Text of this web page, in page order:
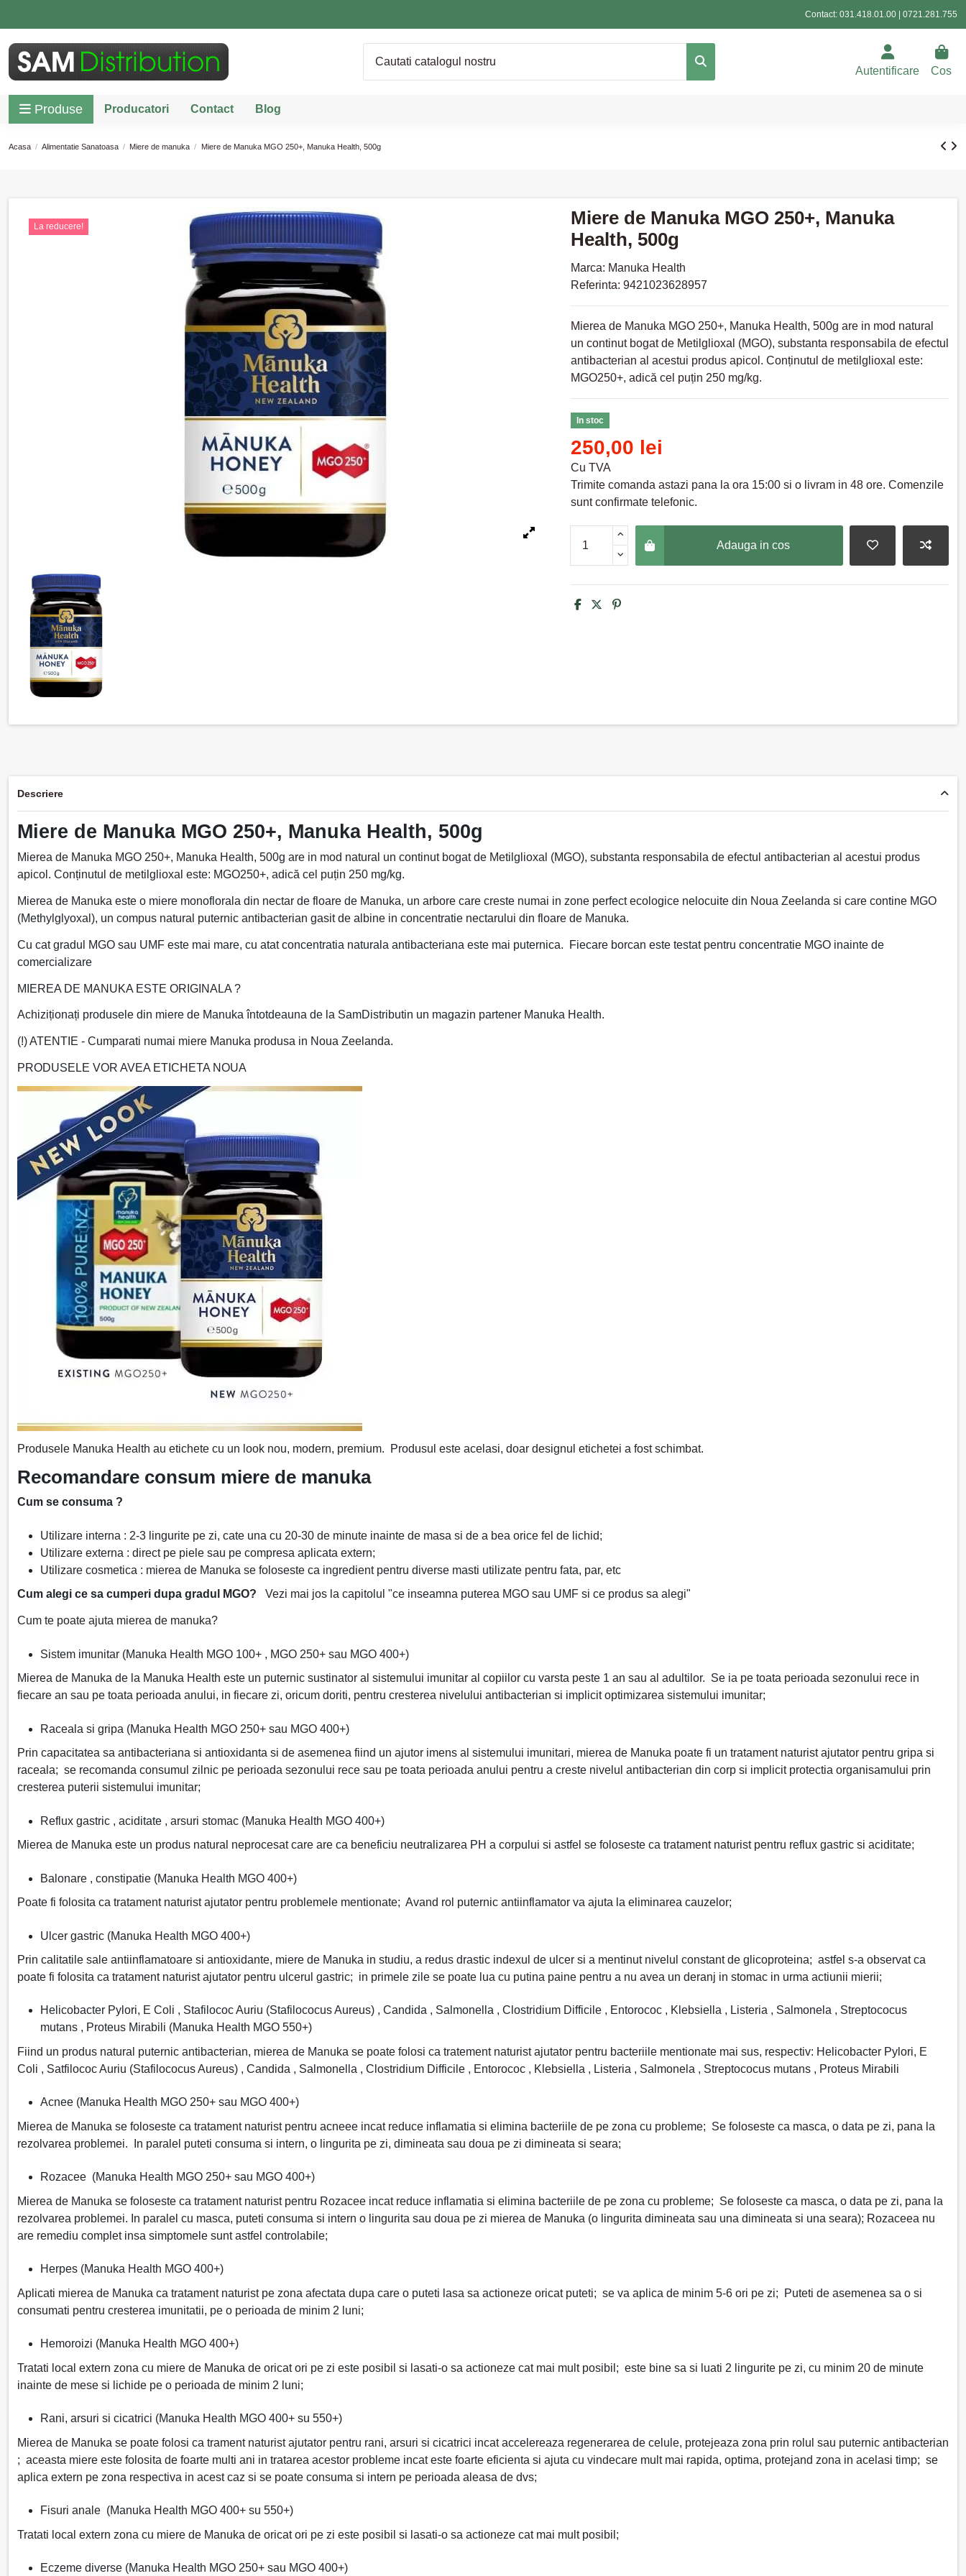
Contact: 031.418.01.00 0721.281.755
Autentificare Cos
Produse Producatori Contact Blog
Acasa Alimentatie Sanatoasa Miere de manuka Miere de Manuka MGO 250+, Manuka Health, 500g
La reducere!
Miere de Manuka MGO 250+, Manuka
Health, 500g
Marca: Manuka Health
Referinta: 9421023628957
Mierea de Manuka MGO 250+, Manuka Health, 500g are in mod natural
un continut bogat de Metilglioxal (MGO), substanta responsabila de efectul
antibacterian al acestui produs apicol. Conținutul de metilglioxal este:
MGO250+, adică cel puțin 250 mg/kg.
In stoc
250,00 lei
Cu TVA
Trimite comanda astazi pana la ora 15:00 si o livram in 48 ore. Comenzile
sunt confirmate telefonic.
Adauga in cos
Descriere
Miere de Manuka MGO 250+, Manuka Health, 500g
Mierea de Manuka MGO 250+, Manuka Health, 500g are in mod natural un continut bogat de Metilglioxal (MGO), substanta responsabila de efectul antibacterian al acestui produs
apicol. Conținutul de metilglioxal este: MGO250+, adică cel puțin 250 mg/kg.
Mierea de Manuka este o miere monoflorala din nectar de floare de Manuka, un arbore care creste numai in zone perfect ecologice nelocuite din Noua Zeelanda si care contine MGO
(Methylglyoxal), un compus natural puternic antibacterian gasit de albine in concentratie nectarului din floare de Manuka.
Cu cat gradul MGO sau UMF este mai mare, cu atat concentratia naturala antibacteriana este mai puternica. Fiecare borcan este testat pentru concentratie MGO inainte de
comercializare
MIEREA DE MANUKA ESTE ORIGINALA ?
Achiziționați produsele din miere de Manuka întotdeauna de la SamDistributin un magazin partener Manuka Health.
(!) ATENTIE - Cumparati numai miere Manuka produsa in Noua Zeelanda.
PRODUSELE VOR AVEA ETICHETA NOUA
Produsele Manuka Health au etichete cu un look nou, modern, premium. Produsul este acelasi, doar designul etichetei a fost schimbat.
Recomandare consum miere de manuka
Cum se consuma ?
Utilizare interna : 2-3 lingurite pe zi, cate una cu 20-30 de minute inainte de masa si de a bea orice fel de lichid;
Utilizare externa : direct pe piele sau pe compresa aplicata extern;
Utilizare cosmetica : mierea de Manuka se foloseste ca ingredient pentru diverse masti utilizate pentru fata, par, etc
Cum alegi ce sa cumperi dupa gradul MGO? Vezi mai jos la capitolul "ce inseamna puterea MGO sau UMF si ce produs sa alegi"
Cum te poate ajuta mierea de manuka?
Sistem imunitar (Manuka Health MGO 100+ , MGO 250+ sau MGO 400+)
Mierea de Manuka de la Manuka Health este un puternic sustinator al sistemului imunitar al copiilor cu varsta peste 1 an sau al adultilor. Se ia pe toata perioada sezonului rece in
fiecare an sau pe toata perioada anului, in fiecare zi, oricum doriti, pentru cresterea nivelului antibacterian si implicit optimizarea sistemului imunitar;
Raceala si gripa (Manuka Health MGO 250+ sau MGO 400+)
Prin capacitatea sa antibacteriana si antioxidanta si de asemenea fiind un ajutor imens al sistemului imunitari, mierea de Manuka poate fi un tratament naturist ajutator pentru gripa si
raceala; se recomanda consumul zilnic pe perioada sezonului rece sau pe toata perioada anului pentru a creste nivelul antibacterian din corp si implicit protectia organisamului prin
cresterea puterii sistemului imunitar;
Reflux gastric , aciditate , arsuri stomac (Manuka Health MGO 400+)
Mierea de Manuka este un produs natural neprocesat care are ca beneficiu neutralizarea PH a corpului si astfel se foloseste ca tratament naturist pentru reflux gastric si aciditate;
Balonare , constipatie (Manuka Health MGO 400+)
Poate fi folosita ca tratament naturist ajutator pentru problemele mentionate; Avand rol puternic antiinflamator va ajuta la eliminarea cauzelor;
Ulcer gastric (Manuka Health MGO 400+)
Prin calitatile sale antiinflamatoare si antioxidante, miere de Manuka in studiu, a redus drastic indexul de ulcer si a mentinut nivelul constant de glicoproteina; astfel s-a observat ca
poate fi folosita ca tratament naturist ajutator pentru ulcerul gastric; in primele zile se poate lua cu putina paine pentru a nu avea un deranj in stomac in urma actiunii mierii;
Helicobacter Pylori, E Coli , Stafilococ Auriu (Stafilococus Aureus) , Candida , Salmonella , Clostridium Difficile , Entorococ , Klebsiella , Listeria , Salmonela , Streptococus
mutans , Proteus Mirabili (Manuka Health MGO 550+)
Fiind un produs natural puternic antibacterian, mierea de Manuka se poate folosi ca tratement naturist ajutator pentru bacteriile mentionate mai sus, respectiv: Helicobacter Pylori, E
Coli , Satfilococ Auriu (Stafilococus Aureus) , Candida , Salmonella , Clostridium Difficile , Entorococ , Klebsiella , Listeria , Salmonela , Streptococus mutans , Proteus Mirabili
Acnee (Manuka Health MGO 250+ sau MGO 400+)
Mierea de Manuka se foloseste ca tratament naturist pentru acneee incat reduce inflamatia si elimina bacteriile de pe zona cu probleme; Se foloseste ca masca, o data pe zi, pana la
rezolvarea problemei. In paralel puteti consuma si intern, o lingurita pe zi, dimineata sau doua pe zi dimineata si seara;
Rozacee (Manuka Health MGO 250+ sau MGO 400+)
Mierea de Manuka se foloseste ca tratament naturist pentru Rozacee incat reduce inflamatia si elimina bacteriile de pe zona cu probleme; Se foloseste ca masca, o data pe zi, pana la
rezolvarea problemei. In paralel cu masca, puteti consuma si intern o lingurita sau doua pe zi mierea de Manuka (o lingurita dimineata sau una dimineata si una seara); Rozaceea nu
are remediu complet insa simptomele sunt astfel controlabile;
Herpes (Manuka Health MGO 400+)
Aplicati mierea de Manuka ca tratament naturist pe zona afectata dupa care o puteti lasa sa actioneze oricat puteti; se va aplica de minim 5-6 ori pe zi; Puteti de asemenea sa o si
consumati pentru cresterea imunitatii, pe o perioada de minim 2 luni;
Hemoroizi (Manuka Health MGO 400+)
Tratati local extern zona cu miere de Manuka de oricat ori pe zi este posibil si lasati-o sa actioneze cat mai mult posibil; este bine sa si luati 2 lingurite pe zi, cu minim 20 de minute
inainte de mese si lichide pe o perioada de minim 2 luni;
Rani, arsuri si cicatrici (Manuka Health MGO 400+ su 550+)
Mierea de Manuka se poate folosi ca trament naturist ajutator pentru rani, arsuri si cicatrici incat accelereaza regenerarea de celule, protejeaza zona prin rolul sau puternic antibacterian
; aceasta miere este folosita de foarte multi ani in tratarea acestor probleme incat este foarte eficienta si ajuta cu vindecare mult mai rapida, optima, protejand zona in acelasi timp; se
aplica extern pe zona respectiva in acest caz si se poate consuma si intern pe perioada aleasa de dvs;
Fisuri anale (Manuka Health MGO 400+ su 550+)
Tratati local extern zona cu miere de Manuka de oricat ori pe zi este posibil si lasati-o sa actioneze cat mai mult posibil;
Eczeme diverse (Manuka Health MGO 250+ sau MGO 400+)